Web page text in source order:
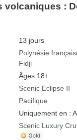
volcaniques :
13 jours
Polynésie
Fidji
Âges 18+
Scenic Eclipse II
Pacifique
Uniquement en :
Scenic Luxury